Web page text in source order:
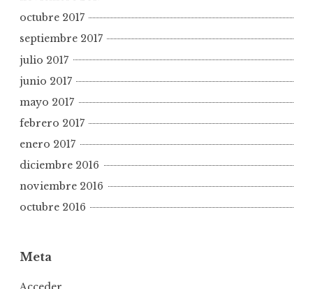
octubre 2017
septiembre 2017
julio 2017
junio 2017
mayo 2017
febrero 2017
enero 2017
diciembre 2016
noviembre 2016
octubre 2016
Meta